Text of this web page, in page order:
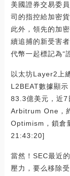
美國證券交易委
司的指控給加密
此外，領先的加
續追捕的新受害
代幣一起標記為“
以太坊Layer2上
L2BEAT數據顯
83.3億美元，近7
Arbitrum One，
Optimism，鎖倉
21:43:20]
當然！SEC最近
壓力，要么移除